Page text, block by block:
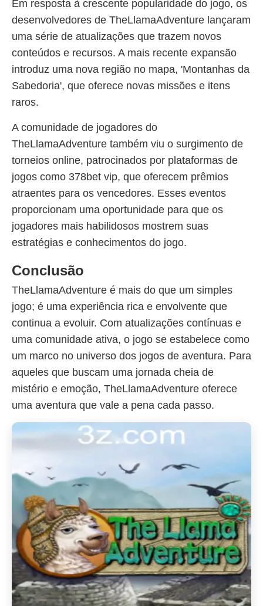
Em resposta à crescente popularidade do jogo, os
desenvolvedores de TheLlamaAdventure lançaram
uma série de atualizações que trazem novos
conteúdos e recursos. A mais recente expansão
introduz uma nova região no mapa, 'Montanhas da
Sabedoria', que oferece novas missões e itens
raros.
A comunidade de jogadores do
TheLlamaAdventure também viu o surgimento de
torneios online, patrocinados por plataformas de
jogos como 378bet vip, que oferecem prêmios
atraentes para os vencedores. Esses eventos
proporcionam uma oportunidade para que os
jogadores mais habilidosos mostrem suas
estratégias e conhecimentos do jogo.
Conclusão
TheLlamaAdventure é mais do que um simples
jogo; é uma experiência rica e envolvente que
continua a evoluir. Com atualizações contínuas e
uma comunidade ativa, o jogo se estabelece como
um marco no universo dos jogos de aventura. Para
aqueles que buscam uma jornada cheia de
mistério e emoção, TheLlamaAdventure oferece
uma aventura que vale a pena cada passo.